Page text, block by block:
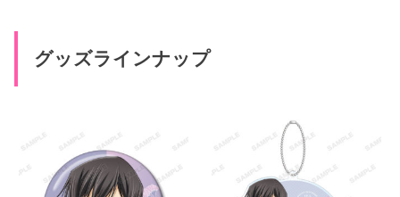
グッズラインナップ